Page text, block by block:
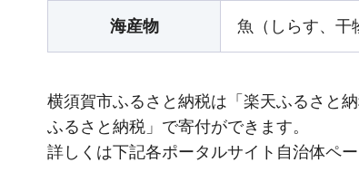
海産物 魚（しらす、干
横須賀市ふるさと納税は「楽天ふるさと
ふるさと納税」で寄付ができます。
詳しくは下記各ポータルサイト自治体ペー